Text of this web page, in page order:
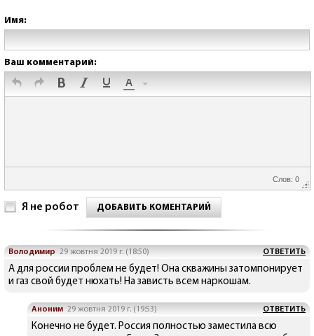
Имя:
Ваш комментарий:
Слов: 0
Я не робот ДОБАВИТЬ КОМЕНТАРИЙ
Володимир 29 жовтня 2019 г. (18:50) ОТВЕТИТЬ
А для россии проблем не будет! Она скважины затомпонирует
и газ свой будет нюхать! На зависть всем наркошам.
Аноним 29 жовтня 2019 г. (19:53) ОТВЕТИТЬ
Конечно не будет. Россия полностью заместила всю